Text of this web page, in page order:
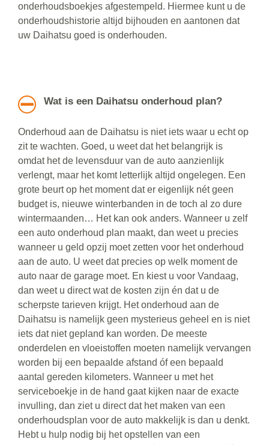
onderhoudsboekjes afgestempeld. Hiermee kunt u de
onderhoudshistorie altijd bijhouden en aantonen dat
uw Daihatsu goed is onderhouden.
Wat is een Daihatsu onderhoud plan?
Onderhoud aan de Daihatsu is niet iets waar u echt op
zit te wachten. Goed, u weet dat het belangrijk is
omdat het de levensduur van de auto aanzienlijk
verlengt, maar het komt letterlijk altijd ongelegen. Een
grote beurt op het moment dat er eigenlijk nét geen
budget is, nieuwe winterbanden in de toch al zo dure
wintermaanden… Het kan ook anders. Wanneer u zelf
een auto onderhoud plan maakt, dan weet u precies
wanneer u geld opzij moet zetten voor het onderhoud
aan de auto. U weet dat precies op welk moment de
auto naar de garage moet. En kiest u voor Vandaag,
dan weet u direct wat de kosten zijn én dat u de
scherpste tarieven krijgt. Het onderhoud aan de
Daihatsu is namelijk geen mysterieus geheel en is niet
iets dat niet gepland kan worden. De meeste
onderdelen en vloeistoffen moeten namelijk vervangen
worden bij een bepaalde afstand óf een bepaald
aantal gereden kilometers. Wanneer u met het
serviceboekje in de hand gaat kijken naar de exacte
invulling, dan ziet u direct dat het maken van een
onderhoudsplan voor de auto makkelijk is dan u denkt.
Hebt u hulp nodig bij het opstellen van een